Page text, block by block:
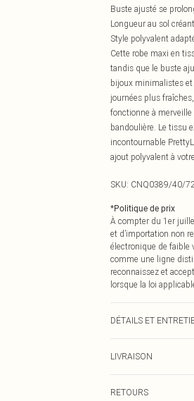
Buste ajusté se
Longueur au sol
Style polyvalent
Cette robe maxi en
tandis que le buste
bijoux minimalistes et
journées plus
fonctionne à
bandoulière. Le tissu
incontournable
ajout polyvalent à
SKU: CNQ0389/40/
*Politique de prix
À compter du 1er
et d’importation non
électronique de faible
comme une ligne
reconnaissez et
lorsque la loi
DÉTAILS ET
LIVRAISON
RETOURS